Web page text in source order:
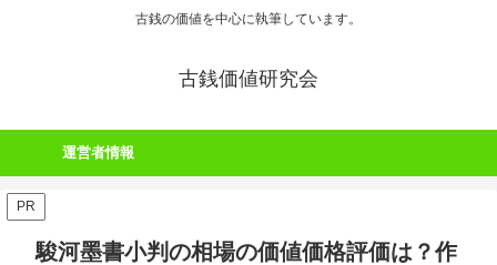
古銭の価値を中心に執筆しています。
古銭価値研究会
運営者情報
PR
駿河墨書小判の相場の価値価格評価は？作